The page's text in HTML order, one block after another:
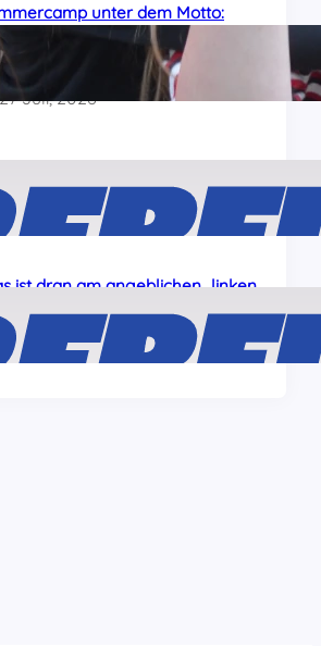
unter dem Motto:
Al-Awda-Krankenhaus wird
am Samstag gestartet
27 Juli, 2026
24 Juli, 2026
ist dran am angeblichen „linken
22 Juli, 2026